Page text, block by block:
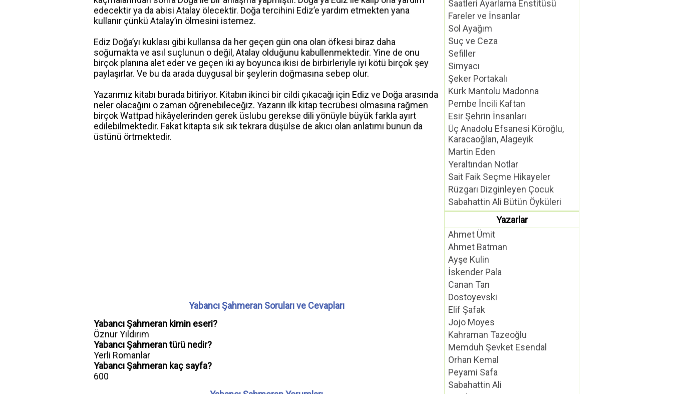
edecektir ya da abisi Atalay ölecektir. Doğa tercihini Ediz’e yardım etmekten yana
kullanır çünkü Atalay’ın ölmesini istemez.
Ediz Doğa’yı kuklası gibi kullansa da her geçen gün ona olan öfkesi biraz daha
soğumakta ve asıl suçlunun o değil, Atalay olduğunu kabullenmektedir. Yine de onu
birçok planına alet eder ve geçen iki ay boyunca ikisi de birbirleriyle iyi kötü birçok şey
paylaşırlar. Ve bu da arada duygusal bir şeylerin doğmasına sebep olur.
Yazarımız kitabı burada bitiriyor. Kitabın ikinci bir cildi çıkacağı için Ediz ve Doğa arasında
neler olacağını o zaman öğrenebileceğiz. Yazarın ilk kitap tecrübesi olmasına rağmen
birçok Wattpad hikâyelerinden gerek üslubu gerekse dili yönüyle büyük farkla ayırt
edilebilmektedir. Fakat kitapta sık sık tekrara düşülse de akıcı olan anlatımı bunun da
üstünü örtmektedir.
Yabancı Şahmeran Soruları ve Cevapları
Yabancı Şahmeran kimin eseri?
Öznur Yıldırım
Yabancı Şahmeran türü nedir?
Yerli Romanlar
Yabancı Şahmeran kaç sayfa?
600
Saatleri Ayarlama Enstitüsü
Fareler ve İnsanlar
Sol Ayağım
Suç ve Ceza
Sefiller
Simyacı
Şeker Portakalı
Kürk Mantolu Madonna
Pembe İncili Kaftan
Esir Şehrin İnsanları
Üç Anadolu Efsanesi Köroğlu,
Karacaoğlan, Alageyik
Martin Eden
Yeraltından Notlar
Sait Faik Seçme Hikayeler
Rüzgarı Dizginleyen Çocuk
Sabahattin Ali Bütün Öyküleri
Yazarlar
Ahmet Ümit
Ahmet Batman
Ayşe Kulin
İskender Pala
Canan Tan
Dostoyevski
Elif Şafak
Jojo Moyes
Kahraman Tazeoğlu
Memduh Şevket Esendal
Orhan Kemal
Peyami Safa
Sabahattin Ali